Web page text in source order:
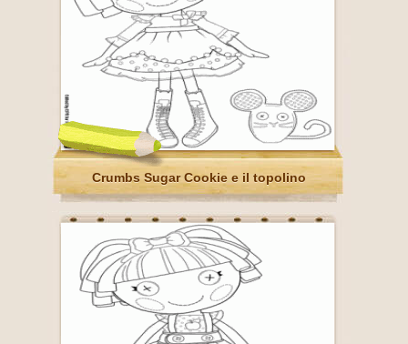
Crumbs Sugar Cookie e il topolino